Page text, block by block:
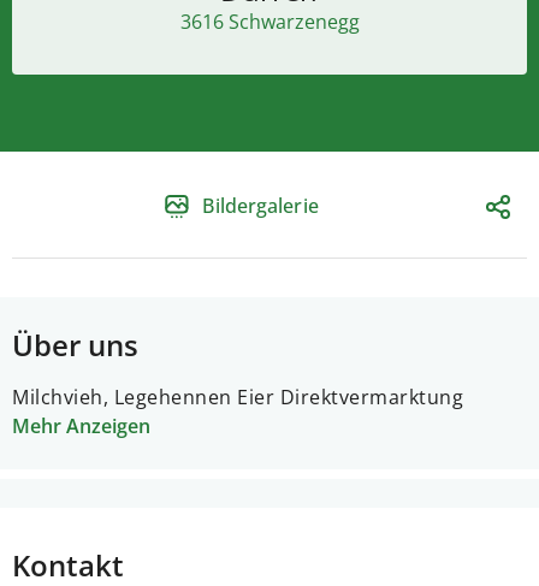
3616 Schwarzenegg
Bildergalerie
Über uns
Milchvieh, Legehennen Eier Direktvermarktung
Mehr Anzeigen
Kontakt